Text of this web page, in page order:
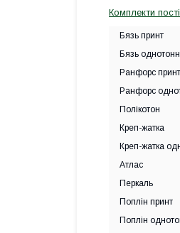
Комплекти
Бязь принт
Бязь
Ранфорс принт
Ранфорс
Полікотон
Креп-жатка
Креп-жатка
Атлас
Перкаль
Поплін принт
Поплін